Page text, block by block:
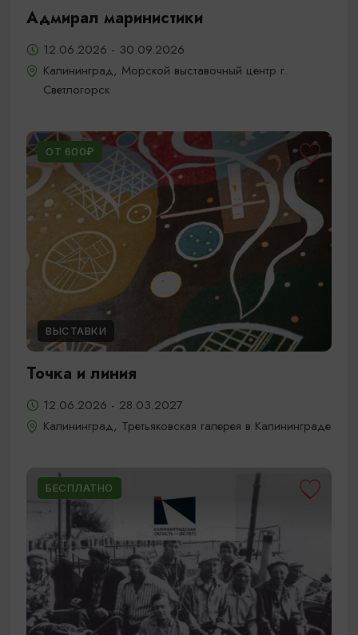
Адмирал маринистики
12.06.2026 - 30.09.2026
Калининград, Морской выставочный центр г.
Светлогорск
ОТ 600₽
ВЫСТАВКИ
Точка и линия
12.06.2026 - 28.03.2027
Калининград, Третьяковская галерея в Калининграде
БЕСПЛАТНО